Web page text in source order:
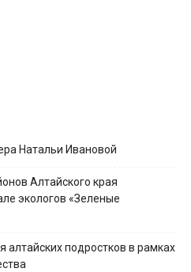
Натальи Ивановой
Алтайского края
экологов «Зеленые
алтайских подростков в рамках